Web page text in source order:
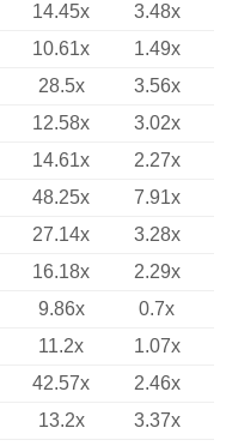
14.45x
3.48x
10.61x
1.49x
28.5x
3.56x
12.58x
3.02x
14.61x
2.27x
48.25x
7.91x
27.14x
3.28x
16.18x
2.29x
9.86x
0.7x
11.2x
1.07x
42.57x
2.46x
13.2x
3.37x